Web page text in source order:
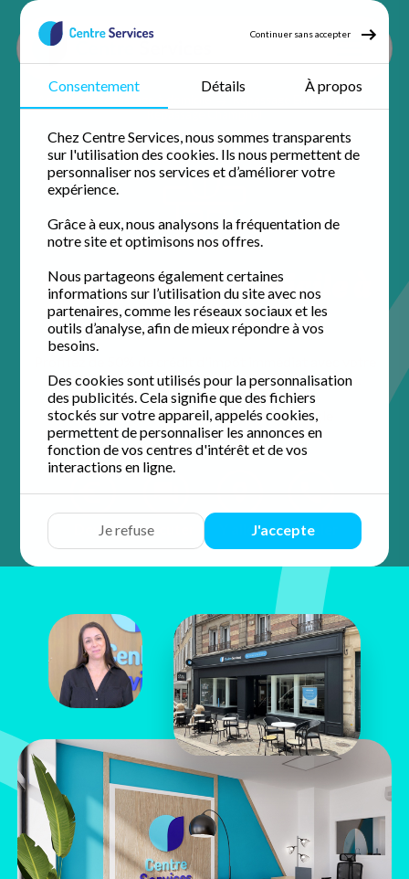
Continuer sans accepter
Consentement Détails À propos
Chez Centre Services, nous sommes transparents
sur l'utilisation des cookies. Ils nous permettent de
personnaliser nos services et d’améliorer votre
expérience.
Grâce à eux, nous analysons la fréquentation de
notre site et optimisons nos offres.
Nous partageons également certaines
informations sur l’utilisation du site avec nos
partenaires, comme les réseaux sociaux et les
outils d’analyse, afin de mieux répondre à vos
besoins.
Des cookies sont utilisés pour la personnalisation
des publicités. Cela signifie que des fichiers
stockés sur votre appareil, appelés cookies,
permettent de personnaliser les annonces en
fonction de vos centres d'intérêt et de vos
interactions en ligne.
Je refuse J'accepte
Repassage Champhol
Repassage à domicile à
Champhol
agence de proximité pour un domicile impeccable.
4.9 / 5 sur 57 avisGoogle
Devis Discuter Y aller Appeler
Adèle
Josquin
5 rue des Changes
28000 Chartres